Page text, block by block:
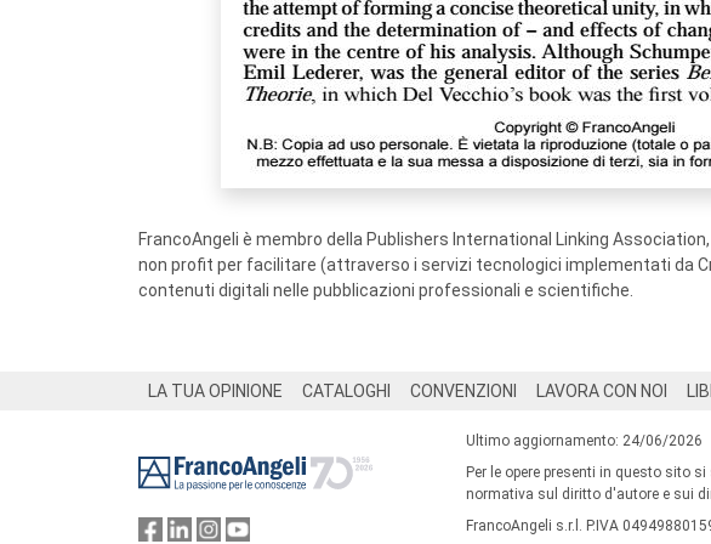
FrancoAngeli è membro della Publishers International Linking
non profit per facilitare (attraverso i servizi tecnologici implementati da
contenuti digitali nelle pubblicazioni professionali e scientifiche.
LA TUA OPINIONE CATALOGHI CONVENZIONI LAVORA CON NOI
Ultimo aggiornamento: 24/06/2026
Per le opere presenti in questo sito
normativa sul diritto d'autore e sui
FrancoAngeli s.r.l. P.IVA